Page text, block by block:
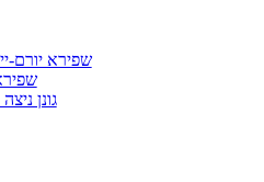
שפירא יורם-
גונן